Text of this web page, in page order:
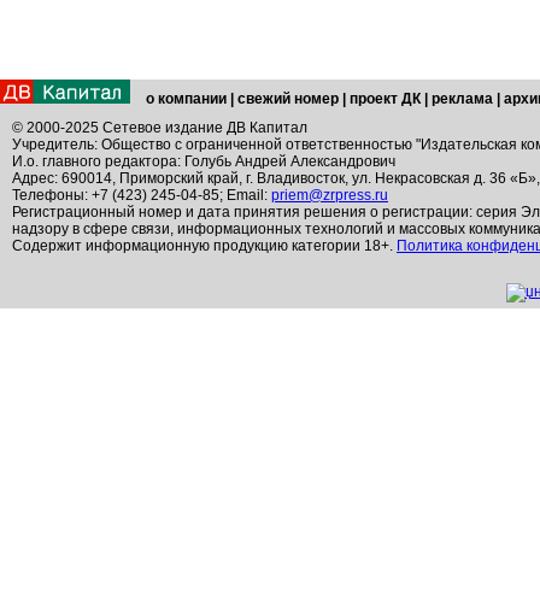
о компании свежий номер проект ДК реклама
© 2000-2025 Сетевое издание ДВ Капитал
Учредитель: Общество с ограниченной ответственностью "Издательская
И.о. главного редактора: Голубь Андрей Александрович
Адрес: 690014, Приморский край, г. Владивосток, ул. Некрасовская д. 36
Телефоны: +7 (423) 245-04-85; Email: priem@zrpress.ru
Регистрационный номер и дата принятия решения о регистрации: серия
надзору в сфере связи, информационных технологий и массовых
Содержит информационную продукцию категории 18+. Политика